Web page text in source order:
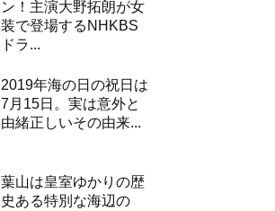
ン！主演大野拓朗が女
装で登場するNHKBS
ドラ...
2019年海の日の祝日は
7月15日。実は意外と
由緒正しいその由来...
葉山は皇室ゆかりの歴
史ある特別な海辺の